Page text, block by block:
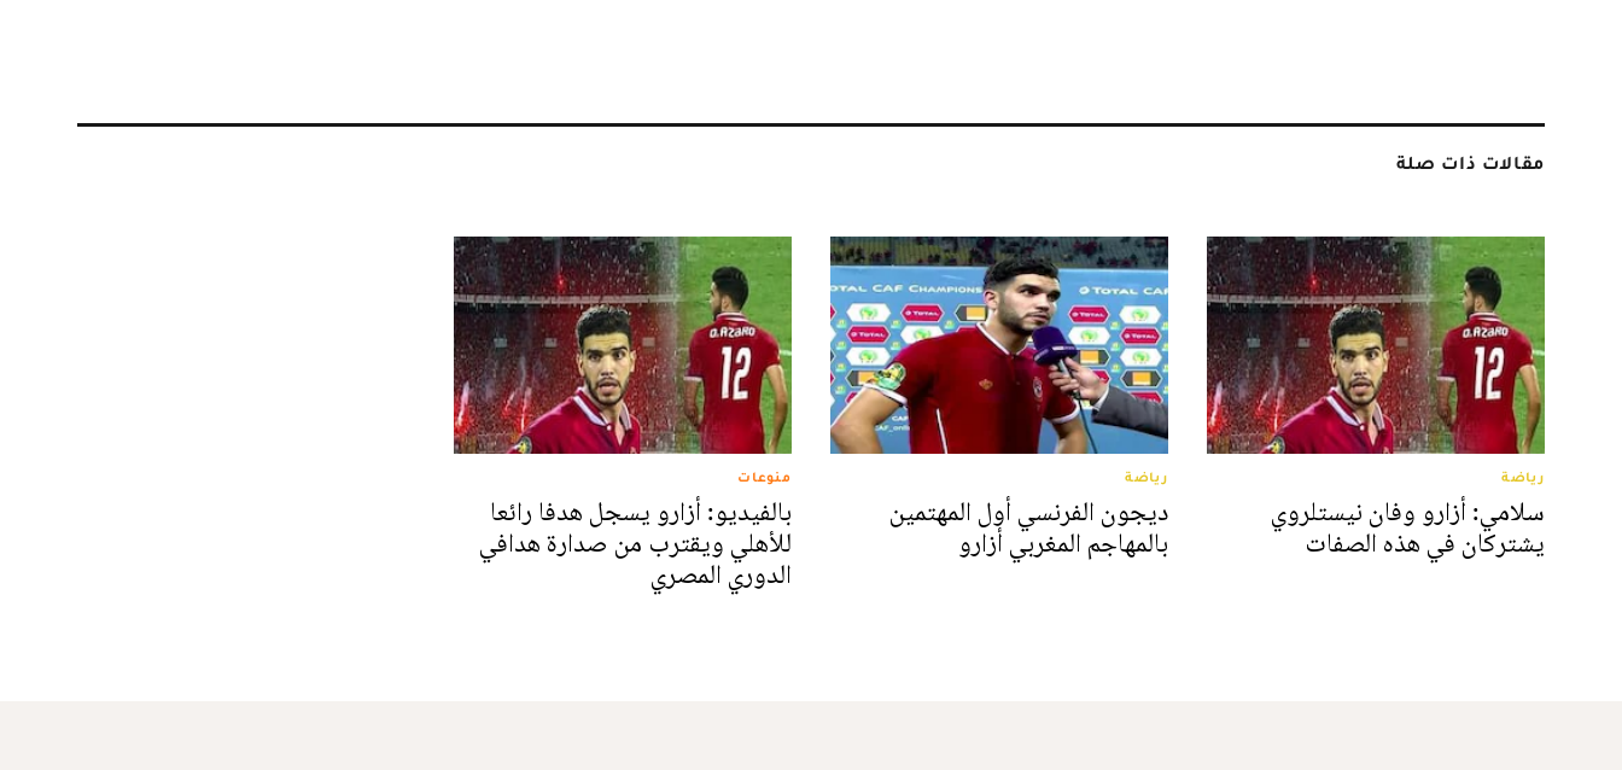
مقالات ذات صلة
رياضة
سلامي: أزارو وفان نيستلروي
يشتركان في هذه الصفات
رياضة
ديجون الفرنسي أول المهتمين
بالمهاجم المغربي أزارو
منوعات
بالفيديو: أزارو يسجل هدفا رائعا
للأهلي ويقترب من صدارة هدافي
الدوري المصري